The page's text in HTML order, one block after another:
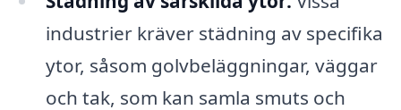
industrier kräver städning av specifika
ytor, såsom golvbeläggningar, väggar
och tak, som kan samla smuts och